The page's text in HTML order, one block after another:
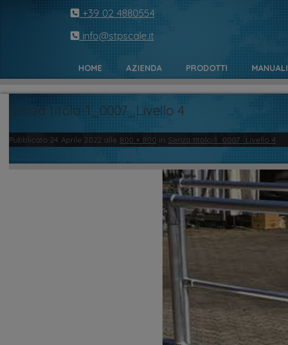
+39 02 4880554
info@stpscale.it
HOME AZIENDA PRODOTTI MANUALI
Senza titolo-1_0007_Livello 4
Pubblicato 24 Aprile 2022 alle 800 × 800 in Senza titolo-1_0007_Livello 4